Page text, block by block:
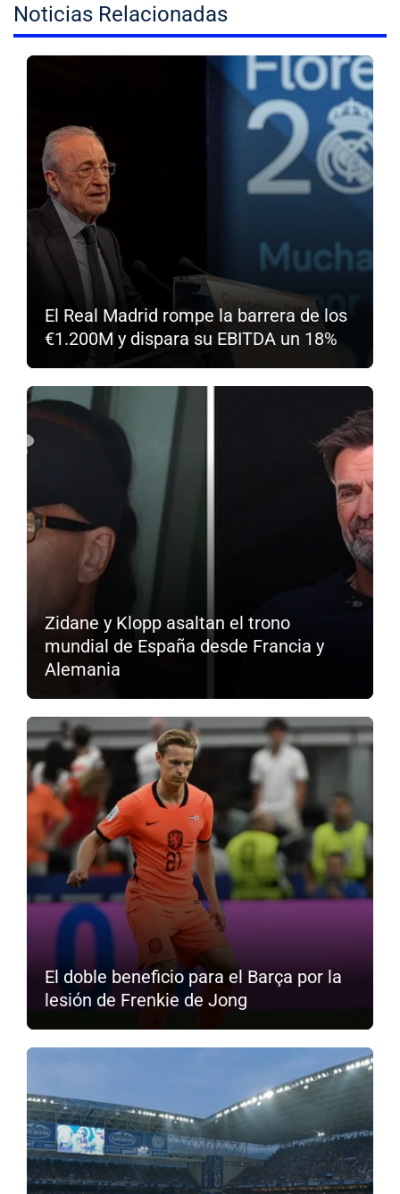
Noticias Relacionadas
El Real Madrid rompe la barrera de los
€1.200M y dispara su EBITDA un 18%
Zidane y Klopp asaltan el trono
mundial de España desde Francia y
Alemania
El doble beneficio para el Barça por la
lesión de Frenkie de Jong